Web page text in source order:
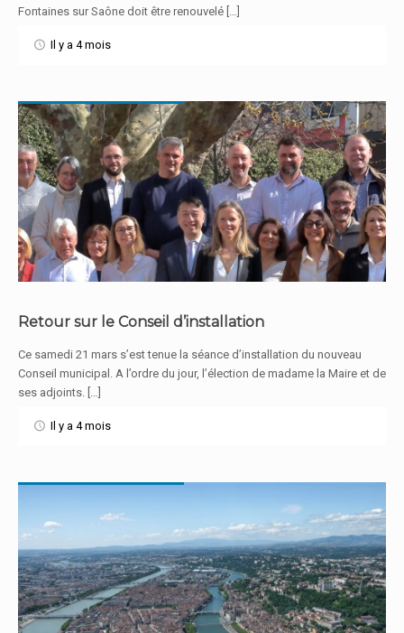
Fontaines sur Saône doit être renouvelé […]
Il y a 4 mois
En savoir plus
Retour sur le Conseil d’installation
Ce samedi 21 mars s’est tenue la séance d’installation du nouveau
Conseil municipal. A l’ordre du jour, l’élection de madame la Maire et de
ses adjoints. […]
Il y a 4 mois